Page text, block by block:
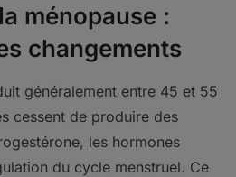
ménopause :
changements
généralement entre 45 et 55
cessent de produire des
les hormones
du cycle menstruel. Ce